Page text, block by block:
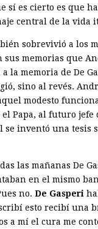
sí es cierto es que
central de la vida
sobrevivió a los
sus memorias que
la memoria de De
sino al revés.
modesto
Papa, al futuro jefe
se inventó una tesis
las mañanas De
en el mismo
no. De Gasperi
esto recibí una
a mí el cura me